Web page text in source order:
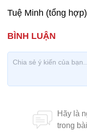
Tuệ Minh (tổng hợp)